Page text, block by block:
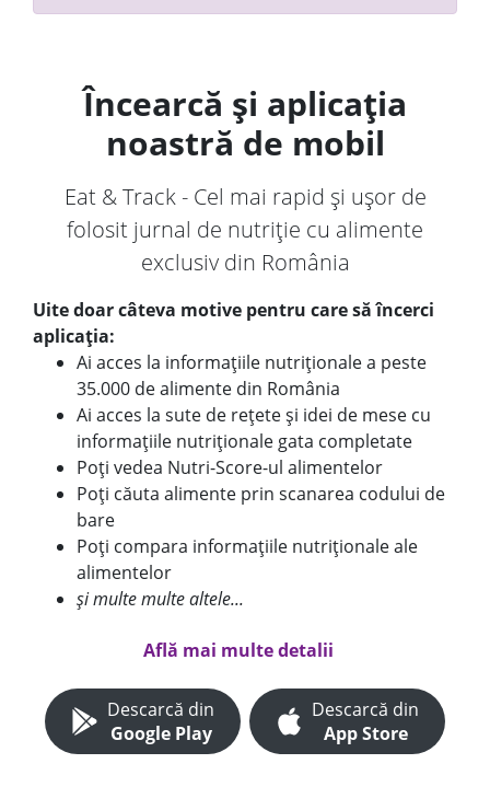
Încearcă și aplicația
noastră de mobil
Eat & Track - Cel mai rapid și ușor de
folosit jurnal de nutriție cu alimente
exclusiv din România
Uite doar câteva motive pentru care să încerci
aplicația:
Ai acces la informațiile nutriționale a peste
35.000 de alimente din România
Ai acces la sute de rețete și idei de mese cu
informațiile nutriționale gata completate
Poți vedea Nutri-Score-ul alimentelor
Poți căuta alimente prin scanarea codului de
bare
Poți compara informațiile nutriționale ale
alimentelor
și multe multe altele...
Află mai multe detalii
Descarcă din
Google Play
Descarcă din
App Store